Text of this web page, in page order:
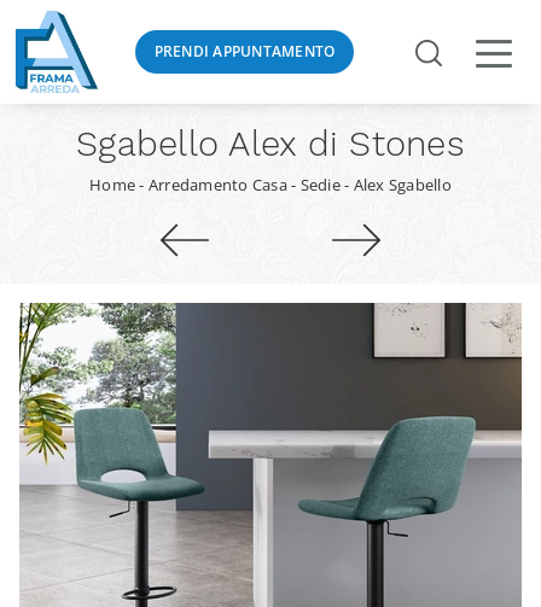
PRENDI APPUNTAMENTO
Sgabello Alex di Stones
Home- Arredamento Casa- Sedie- Alex Sgabello